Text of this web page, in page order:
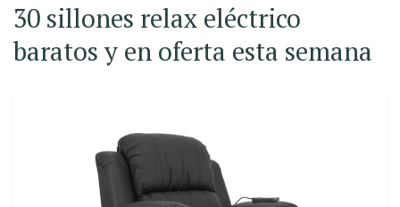
30 sillones relax eléctrico
baratos y en oferta esta semana